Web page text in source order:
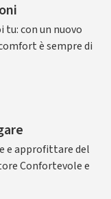
tu: con un nuovo
è sempre di
e approfittare del
Confortevole e